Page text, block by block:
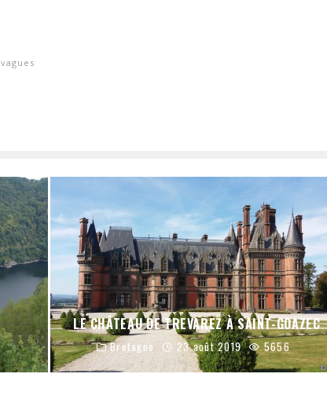
vagues
LE CHÂTEAU DE TREVAREZ À SAINT-GOAZEC
Bretagne 23 août 2019 5656